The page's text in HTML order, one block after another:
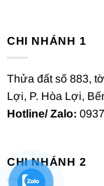
CHI NHÁNH 1
Thửa đất số 883,
Lợi, P. Hòa Lợi,
Hotline/ Zalo:
CHI NHÁNH 2